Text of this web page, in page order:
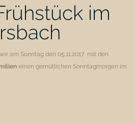
im
am Sonntag den 05.11.2017 mit den
einen gemütlichen Sonntagmorgen im